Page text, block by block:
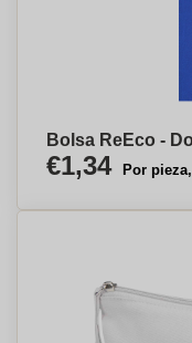
Bolsa ReEco -
€1,34 Por